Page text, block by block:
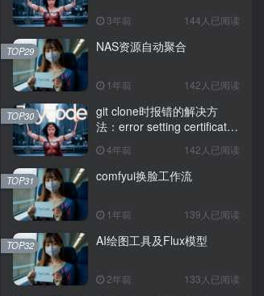
3年前 144人已阅读
NAS资源自动聚合
1年前 142人已阅读
TOP29
git clone时报错的解决方
法：error setting certificate
4年前 142人已阅读
TOP30
comfyui换脸工作流
1年前 139人已阅读
TOP31
AI绘图工具及Flux模型
2年前 133人已阅读
TOP32